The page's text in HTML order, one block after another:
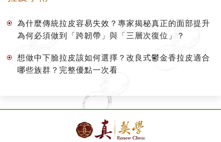
為什麼傳統拉皮容易失效？專家揭秘真正的面部提升
為何必須做到「跨韌帶」與「三層次復位」？
想做中下臉拉皮該如何選擇？改良式鬱金香拉皮適合
哪些族群？完整優點一次看